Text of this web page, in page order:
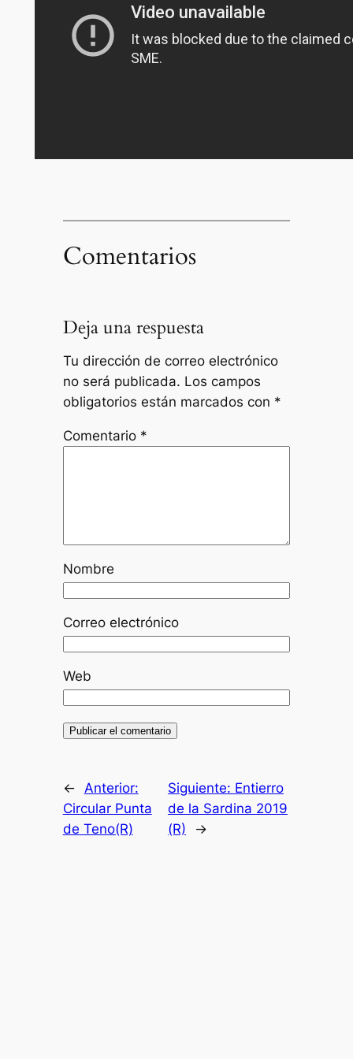
Comentarios
Deja una respuesta
Tu dirección de correo electrónico
no será publicada. Los campos
obligatorios están marcados con *
Comentario *
Nombre
Correo electrónico
Web
← Anterior:
Circular Punta
de Teno(R)
Siguiente: Entierro
de la Sardina 2019
(R)
→